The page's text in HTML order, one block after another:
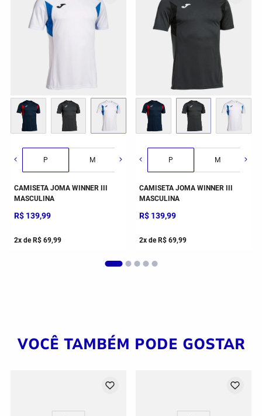
GG 2GG/3G
P M G
CAMISETA JOMA WINNER III
MASCULINA
R$ 139,99
2x deR$ 69,99
P M
CAMISETA JOMA WINNER III
MASCULINA
R$ 139,99
2x deR$ 69,99
VOCÊ TAMBÉM PODE GOSTAR